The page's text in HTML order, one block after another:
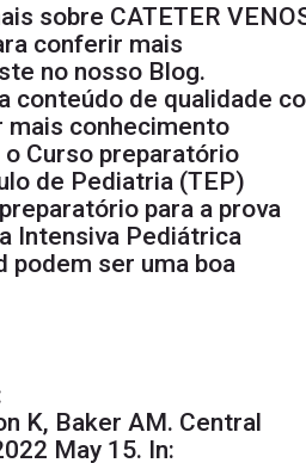
sobre CATETER
conferir mais
no nosso Blog.
conteúdo de qualidade
mais conhecimento
o Curso preparatório
de Pediatria (TEP)
para a prova
Intensiva Pediátrica
podem ser uma boa
K, Baker AM. Central
May 15. In: